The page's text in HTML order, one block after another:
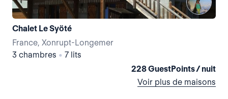
Chalet Le Syöté
France, Xonrupt-Longemer
3 chambres • 7 lits
228 GuestPoints / nuit
Voir plus de maisons